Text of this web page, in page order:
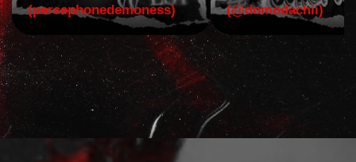
(persephonedemoness)
(@domodachii)